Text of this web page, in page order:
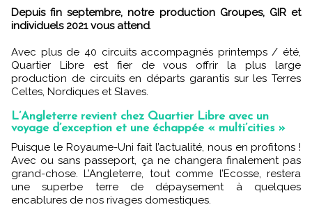
Depuis fin septembre, notre production Groupes, GIR et
individuels 2021 vous attend
Avec plus de 40 circuits accompagnés printemps / été,
Quartier Libre est fier de vous offrir la plus large
production de circuits en départs garantis sur les Terres
Celtes, Nordiques et Slaves.
L’Angleterre revient chez Quartier Libre avec un
voyage d’exception et une échappée « multi’cities »
Puisque le Royaume-Uni fait l’actualité, nous en profitons !
Avec ou sans passeport, ça ne changera finalement pas
grand-chose. L’Angleterre, tout comme l’Ecosse, restera
une superbe terre de dépaysement à quelques
encablures de nos rivages domestiques.